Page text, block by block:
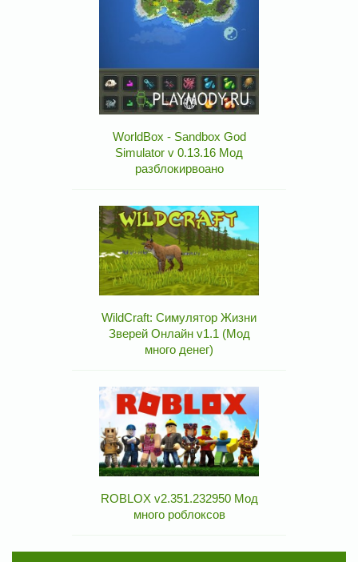
WorldBox - Sandbox God
Simulator v 0.13.16 Мод
разблокирвоано
WildCraft: Симулятор Жизни
Зверей Онлайн v1.1 (Мод
много денег)
ROBLOX v2.351.232950 Мод
много роблоксов